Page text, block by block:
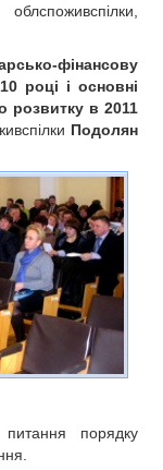
фінансову
році і основні
розвитку в 2011
Подолян
порядку